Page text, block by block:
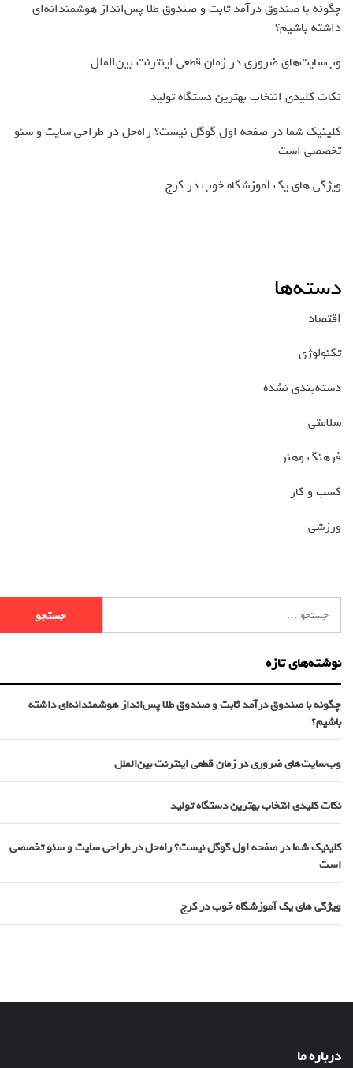
چگونه با صندوق درآمد ثابت و صندوق طلا پس‌انداز هوشمندانه‌ای
داشته باشیم؟
وب‌سایت‌های ضروری در زمان قطعی اینترنت بین‌الملل
نکات کلیدی انتخاب بهترین دستگاه تولید
کلینیک شما در صفحه اول گوگل نیست؟ راه‌حل در طراحی سایت و سئو
تخصصی است
ویژگی های یک آموزشگاه خوب در کرج
دسته‌ها
اقتصاد
تکنولوژی
دسته‌بندی نشده
سلامتی
فرهنگ وهنر
کسب و کار
ورزشی
نوشته‌های تازه
چگونه با صندوق درآمد ثابت و صندوق طلا پس‌انداز هوشمندانه‌ای داشته
باشیم؟
وب‌سایت‌های ضروری در زمان قطعی اینترنت بین‌الملل
نکات کلیدی انتخاب بهترین دستگاه تولید
کلینیک شما در صفحه اول گوگل نیست؟ راه‌حل در طراحی سایت و سئو تخصصی
است
ویژگی های یک آموزشگاه خوب در کرج
درباره ما